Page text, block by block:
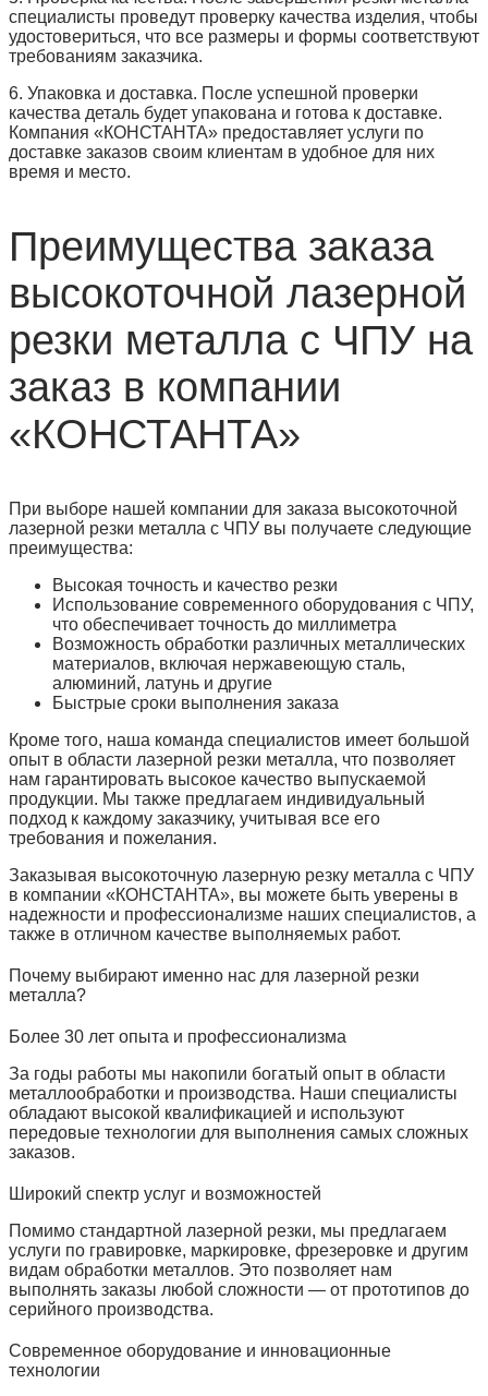
специалисты проведут проверку качества изделия, чтобы
удостовериться, что все размеры и формы соответствуют
требованиям заказчика.
6. Упаковка и доставка. После успешной проверки
качества деталь будет упакована и готова к доставке.
Компания «КОНСТАНТА» предоставляет услуги по
доставке заказов своим клиентам в удобное для них
время и место.
Преимущества заказа
высокоточной лазерной
резки металла с ЧПУ на
заказ в компании
«КОНСТАНТА»
При выборе нашей компании для заказа высокоточной
лазерной резки металла с ЧПУ вы получаете следующие
преимущества:
Высокая точность и качество резки
Использование современного оборудования с ЧПУ,
что обеспечивает точность до миллиметра
Возможность обработки различных металлических
материалов, включая нержавеющую сталь,
алюминий, латунь и другие
Быстрые сроки выполнения заказа
Кроме того, наша команда специалистов имеет большой
опыт в области лазерной резки металла, что позволяет
нам гарантировать высокое качество выпускаемой
продукции. Мы также предлагаем индивидуальный
подход к каждому заказчику, учитывая все его
требования и пожелания.
Заказывая высокоточную лазерную резку металла с ЧПУ
в компании «КОНСТАНТА», вы можете быть уверены в
надежности и профессионализме наших специалистов, а
также в отличном качестве выполняемых работ.
Почему выбирают именно нас для лазерной резки
металла?
Более 30 лет опыта и профессионализма
За годы работы мы накопили богатый опыт в области
металлообработки и производства. Наши специалисты
обладают высокой квалификацией и используют
передовые технологии для выполнения самых сложных
заказов.
Широкий спектр услуг и возможностей
Помимо стандартной лазерной резки, мы предлагаем
услуги по гравировке, маркировке, фрезеровке и другим
видам обработки металлов. Это позволяет нам
выполнять заказы любой сложности — от прототипов до
серийного производства.
Современное оборудование и инновационные
технологии